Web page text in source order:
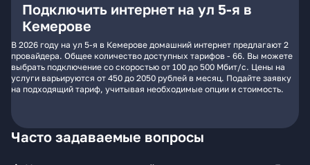
Подключить интернет на ул 5-я в
Кемерове
В 2026 году на ул 5-я в Кемерове домашний интернет предлагают 2
провайдера. Общее количество доступных тарифов - 66. Вы можете
выбрать подключение со скоростью от 100 до 500 Мбит/с. Цены на
услуги варьируются от 450 до 2050 рублей в месяц. Подайте заявку
на подходящий тариф, учитывая необходимые опции и стоимость.
Часто задаваемые вопросы